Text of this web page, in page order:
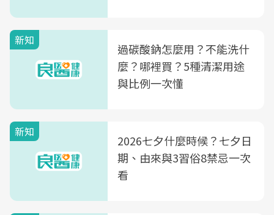
新知
過碳酸鈉怎麼用？不能洗什
麼？哪裡買？5種清潔用途
與比例一次懂
新知
2026七夕什麼時候？七夕日
期、由來與3習俗8禁忌一次
看